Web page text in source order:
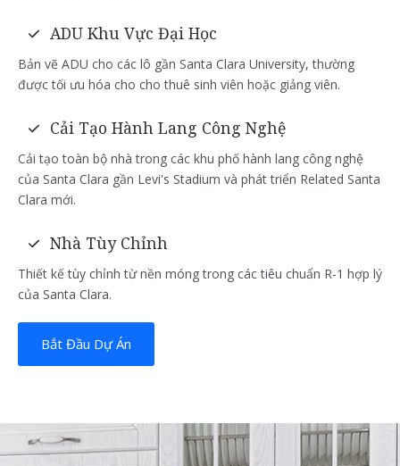
ADU Khu Vực Đại Học
Bản vẽ ADU cho các lô gần Santa Clara University, thường
được tối ưu hóa cho cho thuê sinh viên hoặc giảng viên.
Cải Tạo Hành Lang Công Nghệ
Cải tạo toàn bộ nhà trong các khu phố hành lang công nghệ
của Santa Clara gần Levi's Stadium và phát triển Related Santa
Clara mới.
Nhà Tùy Chỉnh
Thiết kế tùy chỉnh từ nền móng trong các tiêu chuẩn R-1 hợp lý
của Santa Clara.
Bắt Đầu Dự Án